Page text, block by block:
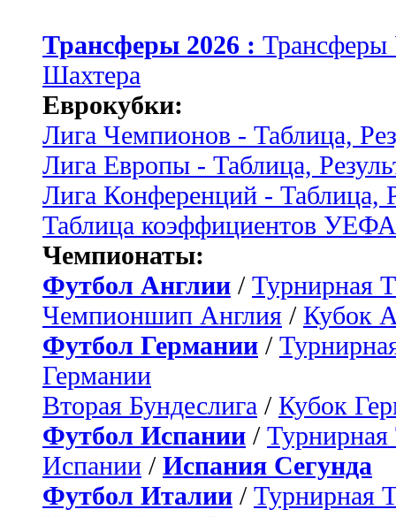
Трансферы 2026 :
Шахтера
Еврокубки:
Лига Чемпионов - Таблица,
Лига Европы - Таблица,
Лига Конференций - Таблица,
Таблица коэффициентов УЕФА
Чемпионаты:
Футбол Англии / Турнирная
Чемпионшип Англия / Кубок
Футбол Германии /
Германии
Вторая Бундеслига / Кубок
Футбол Испании / Турнирная
Испании / Испания Сегунда
Футбол Италии / Турнирная